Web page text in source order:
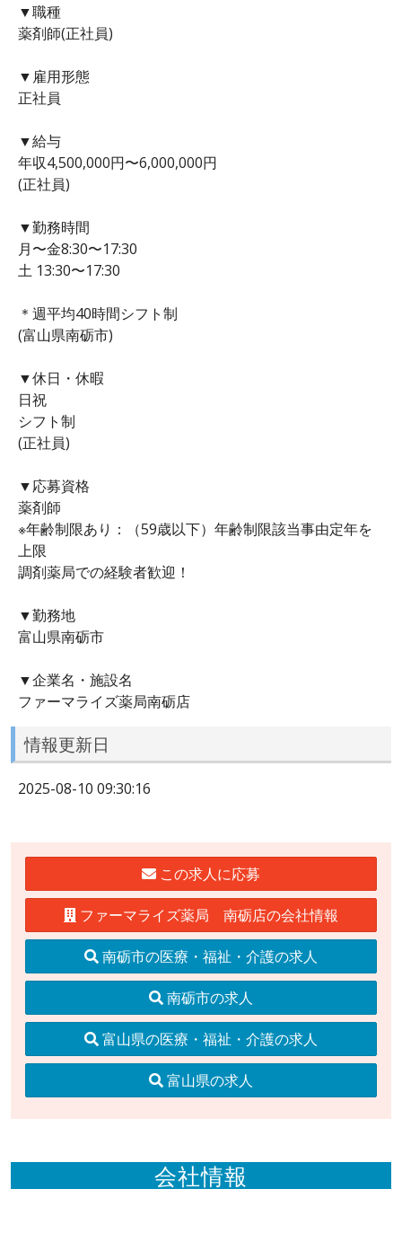
▼職種
薬剤師(正社員)
▼雇用形態
正社員
▼給与
年収4,500,000円〜6,000,000円
(正社員)
▼勤務時間
月〜金8:30〜17:30
土 13:30〜17:30
＊週平均40時間シフト制
(富山県南砺市)
▼休日・休暇
日祝
シフト制
(正社員)
▼応募資格
薬剤師
※年齢制限あり：（59歳以下）年齢制限該当事由定年を
上限
調剤薬局での経験者歓迎！
▼勤務地
富山県南砺市
▼企業名・施設名
ファーマライズ薬局南砺店
情報更新日
2025-08-10 09:30:16
この求人に応募
ファーマライズ薬局 南砺店の会社情報
南砺市の医療・福祉・介護の求人
南砺市の求人
富山県の医療・福祉・介護の求人
富山県の求人
会社情報